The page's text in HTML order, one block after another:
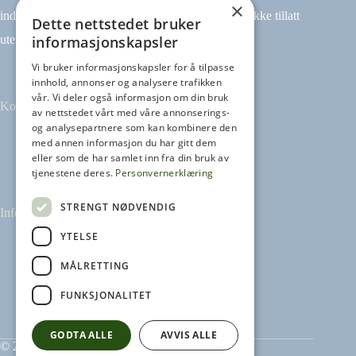
indeksering (for eksempel tekst og datamining) er ikke tillatt
uten avtale.
Kontakt
Tilbakemeldinger
kontakt@heikampen.no
Informasjon
Leseguide
Personvernerklæring
Informasjonskapsler
© 2026 Heikampen AS
×
Dette nettstedet bruker
informasjonskapsler
Vi bruker informasjonskapsler for å tilpasse
innhold, annonser og analysere trafikken
vår. Vi deler også informasjon om din bruk
av nettstedet vårt med våre annonserings-
og analysepartnere som kan kombinere den
med annen informasjon du har gitt dem
eller som de har samlet inn fra din bruk av
tjenestene deres. Personvernerklæring
STRENGT NØDVENDIG
YTELSE
MÅLRETTING
FUNKSJONALITET
GODTA ALLE AVVIS ALLE